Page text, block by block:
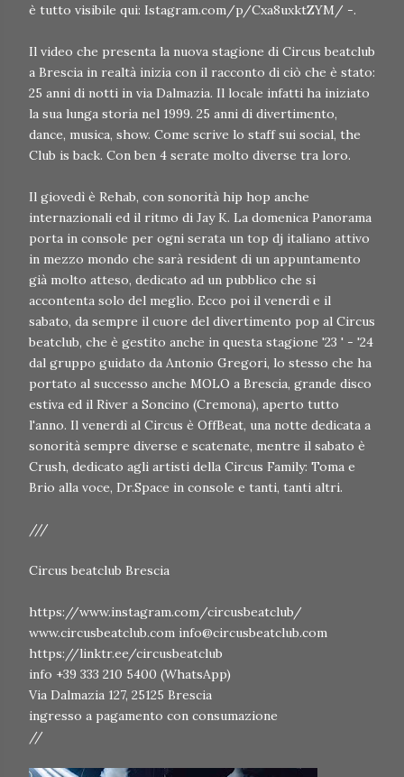
è tutto visibile qui: Istagram.com/p/Cxa8uxktZYM/ -.
Il video che presenta la nuova stagione di Circus beatclub
a Brescia in realtà inizia con il racconto di ciò che è stato:
25 anni di notti in via Dalmazia. Il locale infatti ha iniziato
la sua lunga storia nel 1999. 25 anni di divertimento,
dance, musica, show. Come scrive lo staff sui social, the
Club is back. Con ben 4 serate molto diverse tra loro.
Il giovedì è Rehab, con sonorità hip hop anche
internazionali ed il ritmo di Jay K. La domenica Panorama
porta in console per ogni serata un top dj italiano attivo
in mezzo mondo che sarà resident di un appuntamento
già molto atteso, dedicato ad un pubblico che si
accontenta solo del meglio. Ecco poi il venerdì e il
sabato, da sempre il cuore del divertimento pop al Circus
beatclub, che è gestito anche in questa stagione '23 ' - '24
dal gruppo guidato da Antonio Gregori, lo stesso che ha
portato al successo anche MOLO a Brescia, grande disco
estiva ed il River a Soncino (Cremona), aperto tutto
l'anno. Il venerdì al Circus è OffBeat, una notte dedicata a
sonorità sempre diverse e scatenate, mentre il sabato è
Crush, dedicato agli artisti della Circus Family: Toma e
Brio alla voce, Dr.Space in console e tanti, tanti altri.
///
Circus beatclub Brescia
https://www.instagram.com/circusbeatclub/
www.circusbeatclub.com info@circusbeatclub.com
https://linktr.ee/circusbeatclub
info +39 333 210 5400 (WhatsApp)
Via Dalmazia 127, 25125 Brescia
ingresso a pagamento con consumazione
//